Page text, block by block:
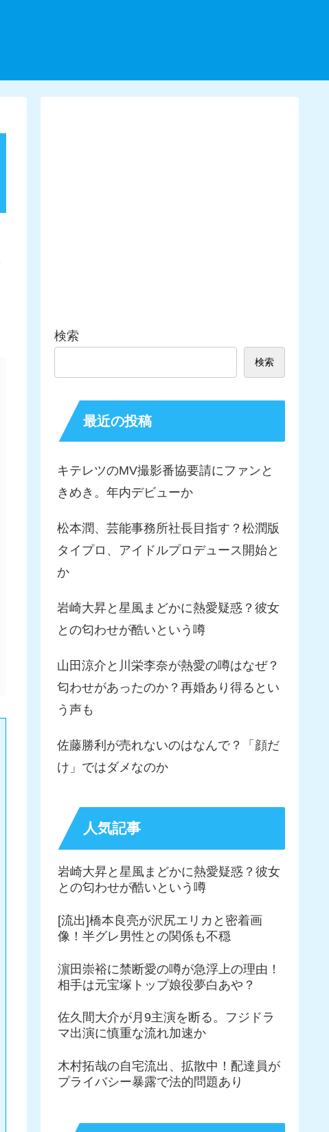
検索
検索
最近の投稿
キテレツのMV撮影番協要請にファンと
きめき。年内デビューか
松本潤、芸能事務所社長目指す？松潤版
タイプロ、アイドルプロデュース開始と
か
岩崎大昇と星風まどかに熱愛疑惑？彼女
との匂わせが酷いという噂
山田涼介と川栄李奈が熱愛の噂はなぜ？
匂わせがあったのか？再婚あり得るとい
う声も
佐藤勝利が売れないのはなんで？「顔だ
け」ではダメなのか
人気記事
岩崎大昇と星風まどかに熱愛疑惑？彼女
との匂わせが酷いという噂
[流出]橋本良亮が沢尻エリカと密着画
像！半グレ男性との関係も不穏
濵田崇裕に禁断愛の噂が急浮上の理由！
相手は元宝塚トップ娘役夢白あや？
佐久間大介が月9主演を断る。フジドラ
マ出演に慎重な流れ加速か
木村拓哉の自宅流出、拡散中！配達員が
プライバシー暴露で法的問題あり